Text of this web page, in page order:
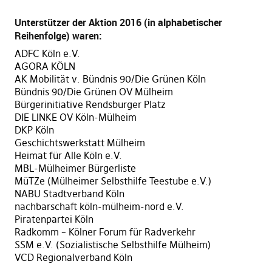
Unterstützer der Aktion 2016 (in alphabetischer
Reihenfolge) waren:
ADFC Köln e.V.
AGORA KÖLN
AK Mobilität v. Bündnis 90/Die Grünen Köln
Bündnis 90/Die Grünen OV Mülheim
Bürgerinitiative Rendsburger Platz
DIE LINKE OV Köln-Mülheim
DKP Köln
Geschichtswerkstatt Mülheim
Heimat für Alle Köln e.V.
MBL-Mülheimer Bürgerliste
MüTZe (Mülheimer Selbsthilfe Teestube e.V.)
NABU Stadtverband Köln
nachbarschaft köln-mülheim-nord e.V.
Piratenpartei Köln
Radkomm – Kölner Forum für Radverkehr
SSM e.V. (Sozialistische Selbsthilfe Mülheim)
VCD Regionalverband Köln